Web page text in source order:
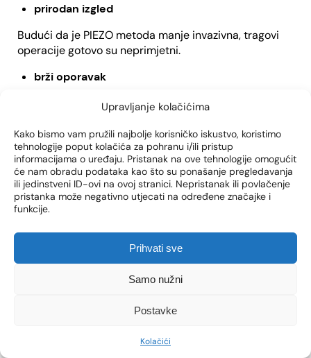
Upravljanje kolačićima
Kako bismo vam pružili najbolje korisničko iskustvo, koristimo
tehnologije poput kolačića za pohranu i/ili pristup
informacijama o uređaju. Pristanak na ove tehnologije omogućit
će nam obradu podataka kao što su ponašanje pregledavanja
ili jedinstveni ID-ovi na ovoj stranici. Nepristanak ili povlačenje
pristanka može negativno utjecati na određene značajke i
funkcije.
Prihvati sve
Samo nužni
Postavke
Kolačići
prirodan izgled
Budući da je PIEZO metoda manje invazivna, tragovi
operacije gotovo su neprimjetni.
brži oporavak
Očekuje se znatno brži period oporavka zbog
minimalnog djelovanja na okolno tkivo.
dugoročni rezultati
Zbog očuvane kompaktnosti koštanog i hrskavičnog
tkiva, smanjuju se šanse za razvoj komplikacija kao i
potreba za provođenjem revizijske rinoplastike.
doc.dr.sc. Borisa Filipovića:
kolačiće i omogućili ovaj sadržaj